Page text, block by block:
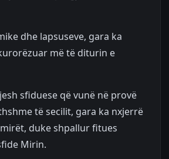
dhe lapsuseve, gara ka
më të diturin e
sfiduese që vunë në provë
të secilit, gara ka nxjerrë
duke shpallur fitues
Mirin.